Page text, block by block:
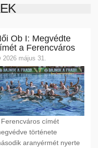
Ob I: Megvédte
a Ferencváros
2026 május 31.
Ferencváros címét
története
aranyérmét nyerte